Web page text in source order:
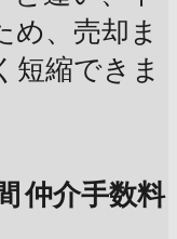
め、売却ま
短縮できま
仲介手数料